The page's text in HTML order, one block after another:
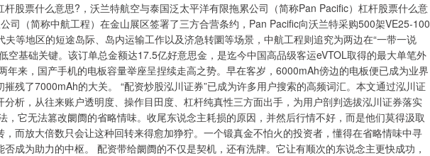
股票什么意思?，沃兰特航空与泰国泛太平洋有限拖累公司（简称Pan Pacific）杠杆股票什么意
司（简称中航工程）在金山展区签署了三方合营条约，Pan Pacific向沃兰特采购500架VE25-100
夫等地区的短途岛际、岛内运输工作以及济急转圜等场景，中航工程则追究为两边在“一带一说
空基础关键。该订单总金额达17.5亿好意思金，是迄今中国高品级客运eVTOL取得的最大单笔外
年来，国产手机的电板容量举座呈捏续走高之势。早在客岁，6000mAh傍边的电板便已成为业界
残了7000mAh的大关。 “配资炒股泓川证券”已成为许多用户搜索的高频词汇。本文通过泓川证
析，从往来账户透明度、操作目田度、杠杆纯真性三方面出手，为用户剖判选拔泓川证券落实
，它无法篡改阛阓的省略情味。收尾东说念主耗损的原因，并然后行情不好，而是他们莫得汲取
而放大倍数只会让这种回转来得愈加狰狞。一个锻真金不怕火的投资者，懂得在省略情味中寻
成为助力的中枢。 配资带给阛阓的不仅是契机，还有洗牌。它让有顺次的东说念主更快成功，